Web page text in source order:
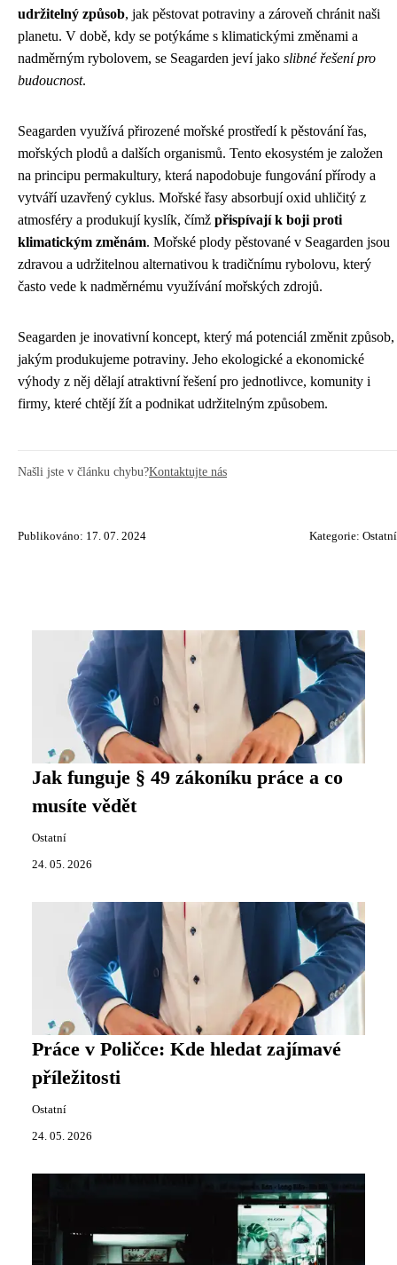
udržitelný způsob, jak pěstovat potraviny a zároveň chránit naši
planetu. V době, kdy se potýkáme s klimatickými změnami a
nadměrným rybolovem, se Seagarden jeví jako slibné řešení pro
budoucnost.
Seagarden využívá přirozené mořské prostředí k pěstování řas,
mořských plodů a dalších organismů. Tento ekosystém je založen
na principu permakultury, která napodobuje fungování přírody a
vytváří uzavřený cyklus. Mořské řasy absorbují oxid uhličitý z
atmosféry a produkují kyslík, čímž přispívají k boji proti
klimatickým změnám. Mořské plody pěstované v Seagarden jsou
zdravou a udržitelnou alternativou k tradičnímu rybolovu, který
často vede k nadměrnému využívání mořských zdrojů.
Seagarden je inovativní koncept, který má potenciál změnit způsob,
jakým produkujeme potraviny. Jeho ekologické a ekonomické
výhody z něj dělají atraktivní řešení pro jednotlivce, komunity i
firmy, které chtějí žít a podnikat udržitelným způsobem.
Našli jste v článku chybu?Kontaktujte nás
Publikováno: 17. 07. 2024 Kategorie: Ostatní
Jak funguje § 49 zákoníku práce a co
musíte vědět
Ostatní
24. 05. 2026
Práce v Poličce: Kde hledat zajímavé
příležitosti
Ostatní
24. 05. 2026